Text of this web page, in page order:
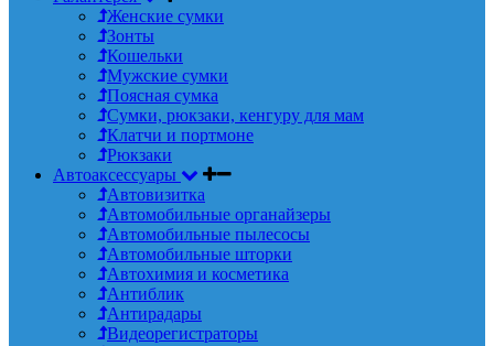
Женские сумки
Зонты
Кошельки
Мужские сумки
Поясная сумка
Сумки, рюкзаки, кенгуру для мам
Клатчи и портмоне
Рюкзаки
Автоаксессуары
Автовизитка
Автомобильные органайзеры
Автомобильные пылесосы
Автомобильные шторки
Автохимия и косметика
Антиблик
Антирадары
Видеорегистраторы